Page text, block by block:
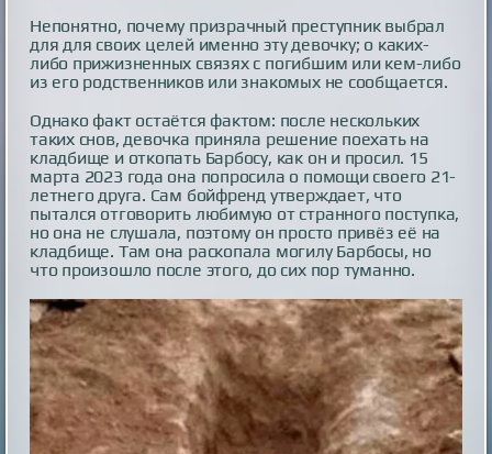
Непонятно, почему призрачный преступник выбрал
для для своих целей именно эту девочку; о каких-
либо прижизненных связях с погибшим или кем-либо
из его родственников или знакомых не сообщается.
Однако факт остаётся фактом: после нескольких
таких снов, девочка приняла решение поехать на
кладбище и откопать Барбосу, как он и просил. 15
марта 2023 года она попросила о помощи своего 21-
летнего друга. Сам бойфренд утверждает, что
пытался отговорить любимую от странного поступка,
но она не слушала, поэтому он просто привёз её на
кладбище. Там она раскопала могилу Барбосы, но
что произошло после этого, до сих пор туманно.